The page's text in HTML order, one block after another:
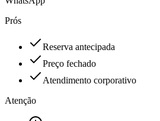
Prós
Reserva antecipada
Preço fechado
Atendimento corporativo
Atenção